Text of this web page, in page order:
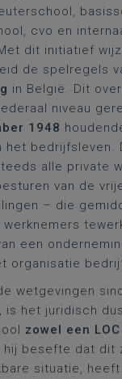
cvo en
dit initiatief
de spelregels
in België. Dit
niveau
1948
het bedrijfsleven.
alle private
van de
– die
werknemers
een
organisatie
wetgevingen
is het juridisch
zowel een
hij besefte dat dit
situatie, heeft